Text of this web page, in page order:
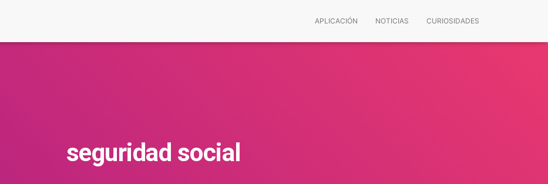
APLICACIÓN NOTICIAS CURIOSIDADES
seguridad social